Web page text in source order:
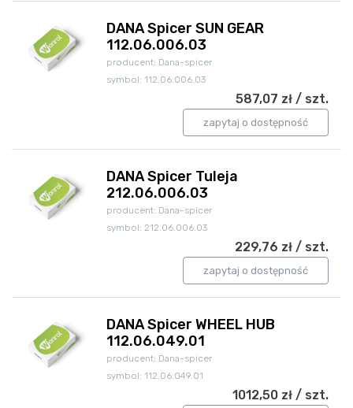
DANA Spicer SUN GEAR
112.06.006.03
producent: Dana-spicer
symbol: 112.06.006.03
587,07 zł / szt.
zapytaj o dostępność
DANA Spicer Tuleja
212.06.006.03
producent: Dana-spicer
symbol: 212.06.006.03
229,76 zł / szt.
zapytaj o dostępność
DANA Spicer WHEEL HUB
112.06.049.01
producent: Dana-spicer
symbol: 112.06.049.01
1012,50 zł / szt.